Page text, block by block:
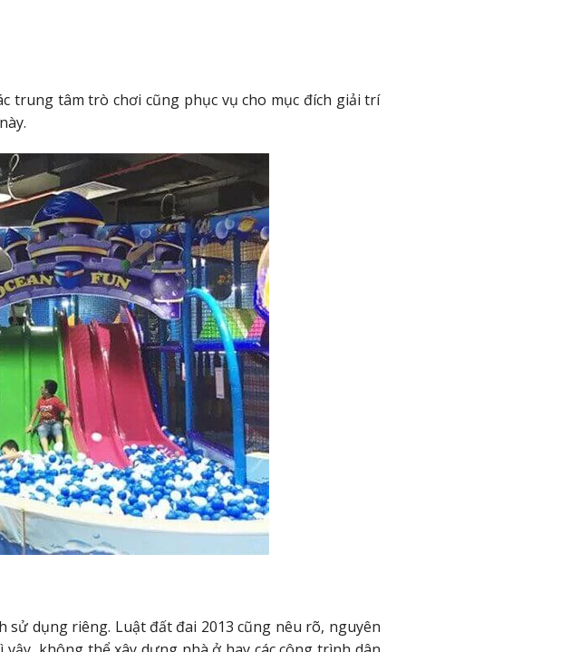
trung tâm trò chơi cũng phục vụ cho mục đích giải trí
dụng riêng. Luật đất đai 2013 cũng nêu rõ, nguyên